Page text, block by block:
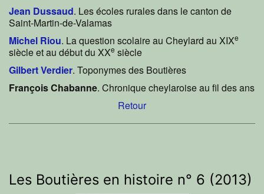
Jean Dussaud. Les écoles rurales dans le canton de
Saint-Martin-de-Valamas
Michel Riou. La question scolaire au Cheylard au XIXe
siècle et au début du XXe siècle
Gilbert Verdier. Toponymes des Boutières
François Chabanne. Chronique cheylaroise au fil des ans
Retour
Les Boutières en histoire n° 6 (2013)